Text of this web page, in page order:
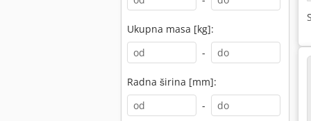
Ukupna masa [kg]:
-
Radna širina [mm]:
-